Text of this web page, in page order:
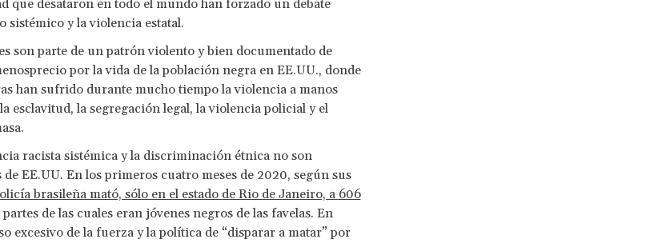
que desataron en todo el mundo han forzado un debate
sistémico y la violencia estatal.
son parte de un patrón violento y bien documentado de
por la vida de la población negra en EE.UU., donde
han sufrido durante mucho tiempo la violencia a manos
esclavitud, la segregación legal, la violencia policial y el
racista sistémica y la discriminación étnica no son
EE.UU. En los primeros cuatro meses de 2020, según sus
brasileña mató, sólo en el estado de Rio de Janeiro, a 606
de las cuales eran jóvenes negros de las favelas. En
excesivo de la fuerza y ​​la política de “disparar a matar” por